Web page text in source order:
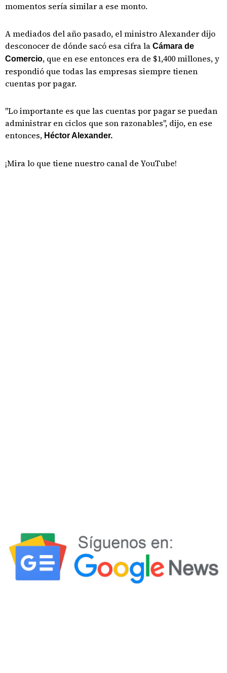
momentos sería similar a ese monto.
A mediados del año pasado, el ministro Alexander dijo
desconocer de dónde sacó esa cifra la Cámara de
Comercio, que en ese entonces era de $1,400 millones, y
respondió que todas las empresas siempre tienen
cuentas por pagar.
"Lo importante es que las cuentas por pagar se puedan
administrar en ciclos que son razonables", dijo, en ese
entonces, Héctor Alexander.
¡Mira lo que tiene nuestro canal de YouTube!